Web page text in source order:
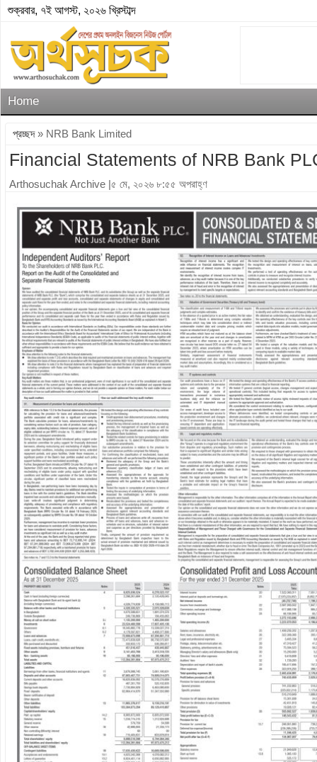
শুক্রবার, ৭ই আগস্ট, ২০২৬ খ্রিস্টাব্দ
Home
প্রচ্ছদ» NRB Bank Limited
Financial Statements of NRB Bank
Arthosuchak Archive |৫ মে, ২০২৬ ৮:৫৫ অপরাহ্ণ